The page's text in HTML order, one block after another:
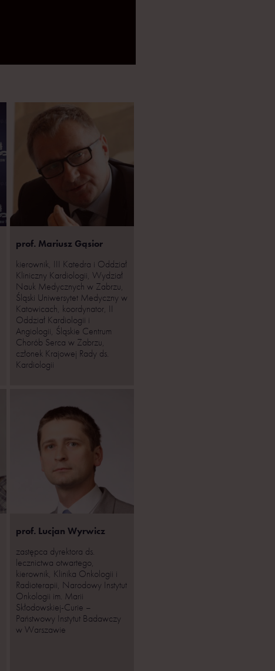
prof. Mariusz Gąsior
kierownik, III Katedra i Oddział
Kliniczny Kardiologii, Wydział
Nauk Medycznych w Zabrzu,
Śląski Uniwersytet Medyczny w
Katowicach, koordynator, II
Oddział Kardiologii i
Angiologii, Śląskie Centrum
Chorób Serca w Zabrzu,
członek Krajowej Rady ds.
Kardiologii
prof. Lucjan Wyrwicz
zastępca dyrektora ds.
lecznictwa otwartego,
kierownik, Klinika Onkologii i
Radioterapii, Narodowy Instytut
Onkologii im. Marii
Skłodowskiej-Curie –
Państwowy Instytut Badawczy
w Warszawie